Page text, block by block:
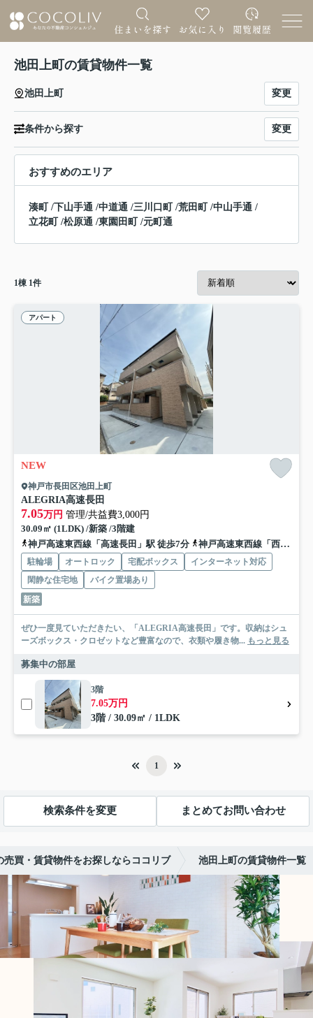
池田上町の賃貸物件一覧
池田上町 変更
条件から探す 変更
おすすめのエリア
湊町/下山手通 /中道通 /三川口町/荒田町/中山手通 /
立花町/松原通 /東園田町/元町通
1棟 1件
アパート
NEW
神戸市長田区池田上町
ALEGRIA高速長田
7.05万円 管理/共益費3,000円
30.09㎡ (1LDK) /新築 /3階建
神戸高速東西線「高速長田」駅 徒歩7分
神戸高速東西線「西代」駅 徒歩9分
駐輪場 オートロック 宅配ボックス
インターネット対応
閑静な住宅地
バイク置場あり
新築
ぜひ一度見ていただきたい、「ALEGRIA高速長田」です。収納はシュ
ーズボックス・クロゼットなど豊富なので、衣類や履き物... もっと見る
募集中の部屋
3階
7.05万円
3階 / 30.09㎡ / 1LDK
1
検索条件を変更 まとめてお問い合わせ
売買・賃貸物件をお探しならココリブ 池田上町の賃貸物件一覧